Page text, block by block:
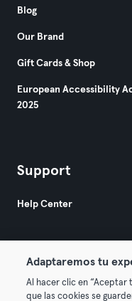
Blog
Our Brand
Gift Cards & Shop
European Accessibility
2025
Support
Help Center
Adaptaremos tu
Al hacer clic en “Aceptar
que las cookies se